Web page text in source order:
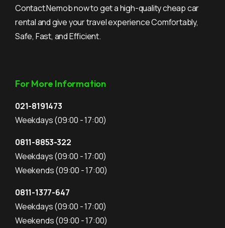
Contact Nemob now to get a high-quality cheap car
rental and give your travel experience Comfortably,
Safe, Fast, and Efficient.
For More Information
021-8191473
Weekdays(09:00 - 17:00)
0811-8853-322
Weekdays(09:00 - 17:00)
Weekends(09:00 - 17:00)
0811-1377-647
Weekdays(09:00 - 17:00)
Weekends(09:00 - 17:00)